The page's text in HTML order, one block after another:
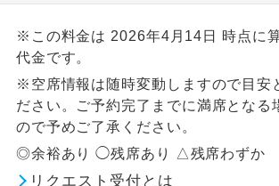
※この料金は 2026年4月14日 時点に
代金です。
※空席情報は随時変動しますので目安
ださい。ご予約完了までに満席となる
ので予めご了承ください。
◎余裕あり ◯残席あり △残席わずか
リクエスト受付とは